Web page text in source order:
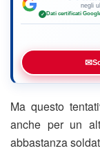
negli
✓ Dati certificati
✉
Ma questo
anche per un
abbastanza